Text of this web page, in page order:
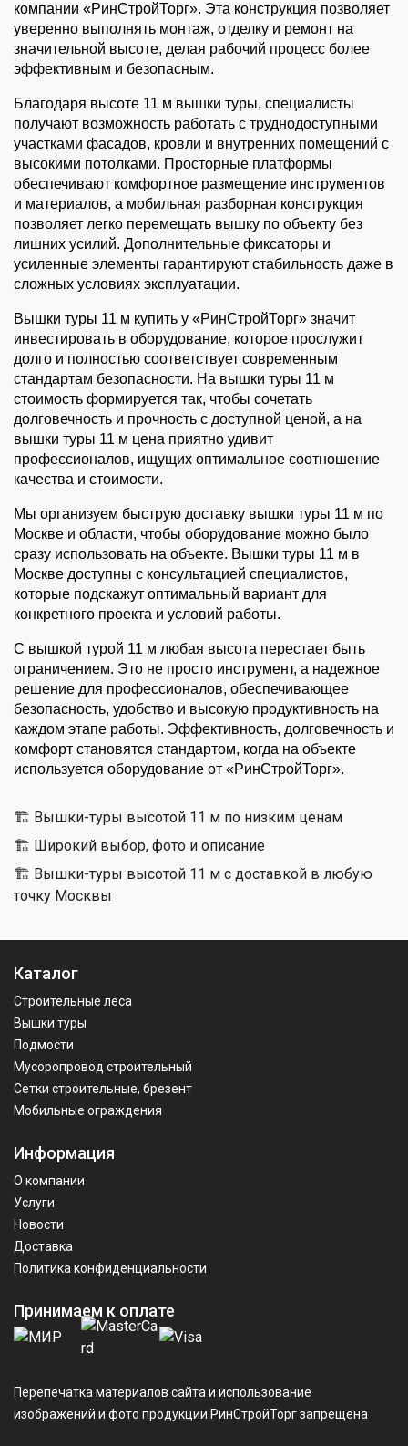
компании «РинСтройТорг». Эта конструкция позволяет
уверенно выполнять монтаж, отделку и ремонт на
значительной высоте, делая рабочий процесс более
эффективным и безопасным.
Благодаря высоте 11 м вышки туры, специалисты
получают возможность работать с труднодоступными
участками фасадов, кровли и внутренних помещений с
высокими потолками. Просторные платформы
обеспечивают комфортное размещение инструментов
и материалов, а мобильная разборная конструкция
позволяет легко перемещать вышку по объекту без
лишних усилий. Дополнительные фиксаторы и
усиленные элементы гарантируют стабильность даже в
сложных условиях эксплуатации.
Вышки туры 11 м купить у «РинСтройТорг» значит
инвестировать в оборудование, которое прослужит
долго и полностью соответствует современным
стандартам безопасности. На вышки туры 11 м
стоимость формируется так, чтобы сочетать
долговечность и прочность с доступной ценой, а на
вышки туры 11 м цена приятно удивит
профессионалов, ищущих оптимальное соотношение
качества и стоимости.
Мы организуем быструю доставку вышки туры 11 м по
Москве и области, чтобы оборудование можно было
сразу использовать на объекте. Вышки туры 11 м в
Москве доступны с консультацией специалистов,
которые подскажут оптимальный вариант для
конкретного проекта и условий работы.
С вышкой турой 11 м любая высота перестает быть
ограничением. Это не просто инструмент, а надежное
решение для профессионалов, обеспечивающее
безопасность, удобство и высокую продуктивность на
каждом этапе работы. Эффективность, долговечность и
комфорт становятся стандартом, когда на объекте
используется оборудование от «РинСтройТорг».
🏗 Вышки-туры высотой 11 м по низким ценам
🏗 Широкий выбор, фото и описание
🏗 Вышки-туры высотой 11 м с доставкой в любую
точку Москвы
Каталог
Строительные леса
Вышки туры
Подмости
Мусоропровод строительный
Сетки строительные, брезент
Мобильные ограждения
Информация
О компании
Услуги
Новости
Доставка
Политика конфиденциальности
Принимаем к оплате
Перепечатка материалов сайта и использование
изображений и фото продукции РинСтройТорг запрещена